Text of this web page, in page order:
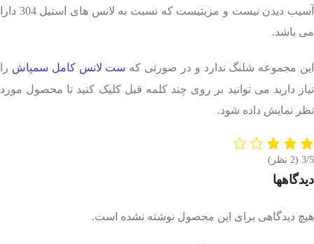
آسیب دیدن نیست و مزیتیست که نسبت به لانس های استیل 304 دارا
می باشد.
این مجموعه شلنگ ندارد و در صورتی که ست لانس کامل سمپاش را
نیاز دارید می توانید بر روی چند کلمه قبل کلیک کنید تا محصول مورد
نظر نمایش داده شود.
3/5 (2 نظر)
دیدگاهها
هیچ دیدگاهی برای این محصول نوشته نشده است.